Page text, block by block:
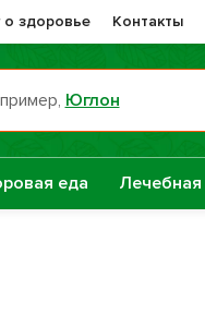
о здоровье Контакты
Юглон
еда Лечебная